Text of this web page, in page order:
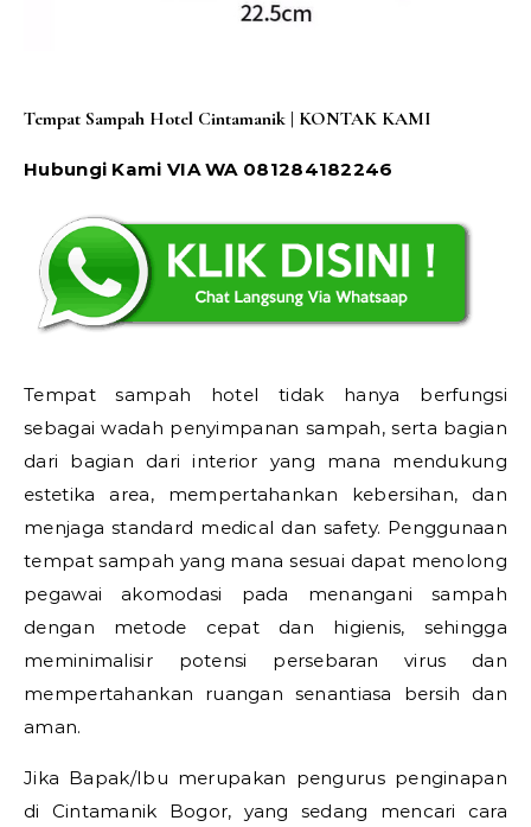
Tempat Sampah Hotel Cintamanik | KONTAK KAMI
Hubungi Kami VIA WA 081284182246
Tempat sampah hotel tidak hanya berfungsi
sebagai wadah penyimpanan sampah, serta bagian
dari bagian dari interior yang mana mendukung
estetika area, mempertahankan kebersihan, dan
menjaga standard medical dan safety. Penggunaan
tempat sampah yang mana sesuai dapat menolong
pegawai akomodasi pada menangani sampah
dengan metode cepat dan higienis, sehingga
meminimalisir potensi persebaran virus dan
mempertahankan ruangan senantiasa bersih dan
aman.
Jika Bapak/Ibu merupakan pengurus penginapan
di Cintamanik Bogor, yang sedang mencari cara